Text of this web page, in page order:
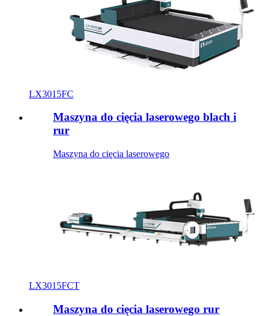
LX3015FC
Maszyna do cięcia laserowego blach i
rur
Maszyna do cięcia laserowego
LX3015FCT
Maszyna do cięcia laserowego rur